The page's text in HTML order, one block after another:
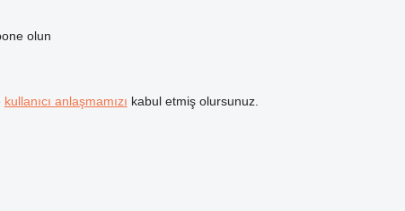
olun
kullanıcı anlaşmamızı kabul etmiş olursunuz.